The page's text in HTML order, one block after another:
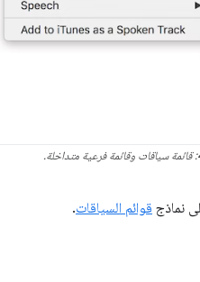
: قائمة سياقات وقائمة فرعية متداخلة.
نماذج قوائم السياقات.